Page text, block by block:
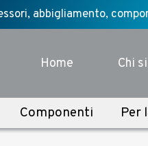
abbigliamento,
Home Chi
Componenti Per